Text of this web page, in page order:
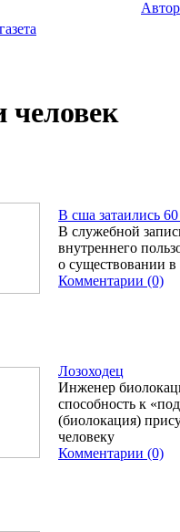
человек
В сша затаились
В служебной
внутреннего
о существовании
Комментарии (0)
Лозоходец
Инженер
способность к
(биолокация)
человеку
Комментарии (0)